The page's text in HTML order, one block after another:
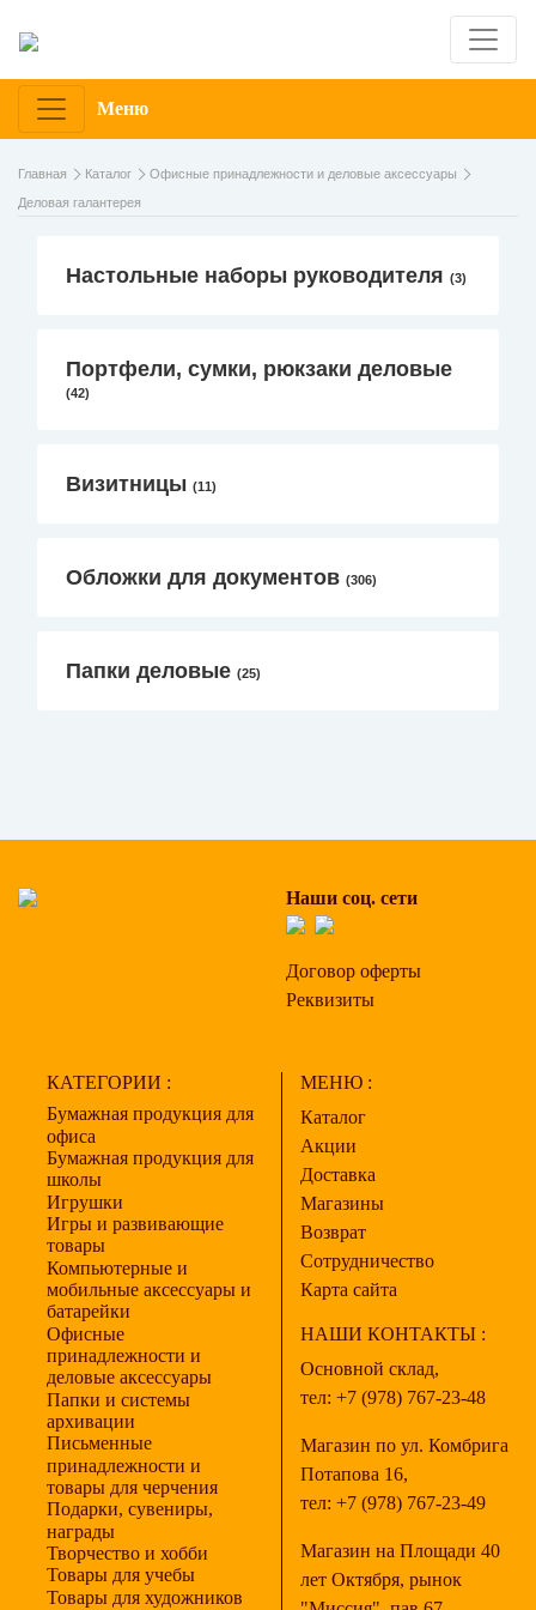
Меню
Главная Каталог
Офисные принадлежности и деловые аксессуары
Деловая галантерея
Настольные наборы руководителя (3)
Портфели, сумки, рюкзаки деловые
(42)
Визитницы (11)
Обложки для документов (306)
Папки деловые (25)
Наши соц. сети
Договор оферты
Реквизиты
КАТЕГОРИИ :
Бумажная продукция для
офиса
Бумажная продукция для
школы
Игрушки
Игры и развивающие
товары
Компьютерные и
мобильные аксессуары и
батарейки
Офисные
принадлежности и
деловые аксессуары
Папки и системы
архивации
Письменные
принадлежности и
товары для черчения
Подарки, сувениры,
награды
Творчество и хобби
Товары для учебы
Товары для художников
МЕНЮ :
Каталог
Акции
Доставка
Магазины
Возврат
Сотрудничество
Карта сайта
НАШИ КОНТАКТЫ :
Основной склад,
тел: +7 (978) 767-23-48
Магазин по ул. Комбрига
Потапова 16,
тел: +7 (978) 767-23-49
Магазин на Площади 40
лет Октября, рынок